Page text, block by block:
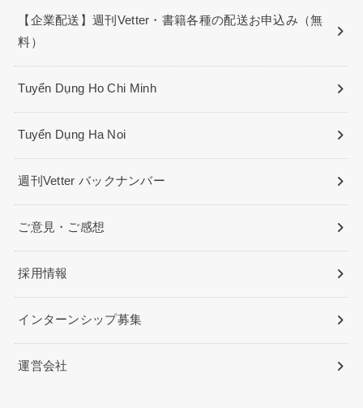
【企業配送】週刊Vetter・書籍各種の配送お申込み（無
料）
Tuyển Dụng Ho Chi Minh
Tuyển Dụng Ha Noi
週刊Vetter バックナンバー
ご意見・ご感想
採用情報
インターンシップ募集
運営会社